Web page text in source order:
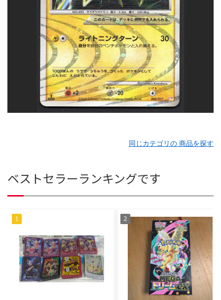
同じカテゴリの 商品を探す
ベストセラーランキングです